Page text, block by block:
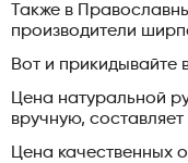
Также в
производители
Вот и прикидывайте
Цена натуральной
вручную,
Цена качественных